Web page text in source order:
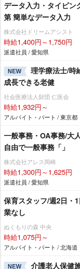
データ入力・タイピン
第 簡単なデータ入力
株式会社ドリームアシスト
時給1,400円～1,750円
派遣社員 / 愛知県
NEW
理学療法士/時
成長できる老健
社会医療法人財団 仁医会
時給1,932円～
アルバイト・パート / 東京都
一般事務・OA事務/大
自由で一般事務「」
株式会社アレス岡崎
時給1,300円～1,625円
派遣社員 / 愛知県
保育スタッフ/週2日・
業なし
ぬくもりの森 中央
時給1,075円～
アルバイト・パート / 北海道
NEW 介護老人保健